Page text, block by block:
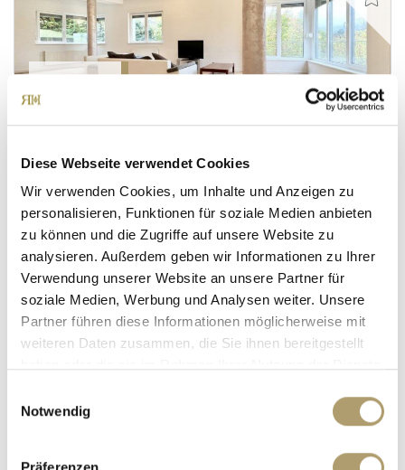
Diese Webseite verwendet Cookies
Wir verwenden Cookies, um Inhalte und Anzeigen zu
personalisieren, Funktionen für soziale Medien anbieten
zu können und die Zugriffe auf unsere Website zu
analysieren. Außerdem geben wir Informationen zu Ihrer
Verwendung unserer Website an unsere Partner für
soziale Medien, Werbung und Analysen weiter. Unsere
Partner führen diese Informationen möglicherweise mit
weiteren Daten zusammen, die Sie ihnen bereitgestellt
Notwendig
Präferenzen
Wohnen in bester Villengegend mit Pool, ruhig
und mit ausgezeichnet Infrastruktur!
Villa
354,38 m²
WOHNFLÄCHE
7
ZIMMER